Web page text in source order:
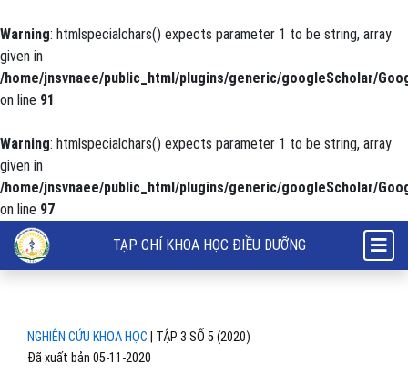
Warning: htmlspecialchars() expects parameter 1 to be string, array
given in
/home/jnsvnaee/public_html/plugins/generic/googleScholar/
on line 91
Warning: htmlspecialchars() expects parameter 1 to be string, array
given in
/home/jnsvnaee/public_html/plugins/generic/googleScholar/
on line 97
Khảo sát sự hài lòng của người bệnh nội trú về tình hình cung cấp
TẠP CHÍ KHOA HỌC ĐIỀU DƯỠNG
NGHIÊN CỨU KHOA HỌC TẬP 3 SỐ 5 (2020)
Đã xuất bản 05-11-2020